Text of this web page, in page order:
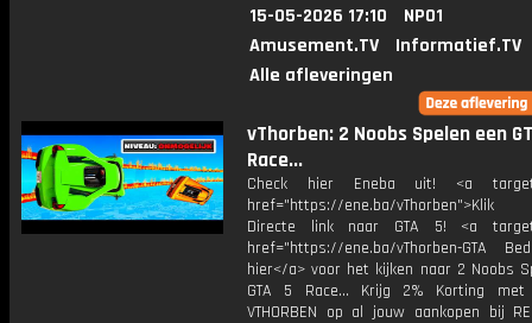
15-05-2026 17:10
NPO1
Amusement.TV
Informatief.TV
Alle afleveringen
vThorben: 2 Noobs Spelen een
Race...
Check hier Eneba uit! <a
href="https://ene.ba/
Directe link naar GTA 5! <a
href="https://ene.ba/vThorben-GTA
hier</a> voor het kijken naar 2 Noobs
GTA 5 Race... Krijg 2% Korting
VTHORBEN op al jouw aankopen bij